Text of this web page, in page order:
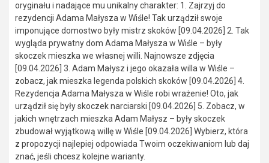
oryginału i nadające mu unikalny charakter: 1. Zajrzyj do
rezydencji Adama Małysza w Wiśle! Tak urządził swoje
imponujące domostwo były mistrz skoków [09.04.2026] 2. Tak
wygląda prywatny dom Adama Małysza w Wiśle – były
skoczek mieszka we własnej willi. Najnowsze zdjęcia
[09.04.2026] 3. Adam Małysz i jego okazała willa w Wiśle –
zobacz, jak mieszka legenda polskich skoków [09.04.2026] 4.
Rezydencja Adama Małysza w Wiśle robi wrażenie! Oto, jak
urządził się były skoczek narciarski [09.04.2026] 5. Zobacz, w
jakich wnętrzach mieszka Adam Małysz – były skoczek
zbudował wyjątkową willę w Wiśle [09.04.2026] Wybierz, która
z propozycji najlepiej odpowiada Twoim oczekiwaniom lub daj
znać, jeśli chcesz kolejne warianty.